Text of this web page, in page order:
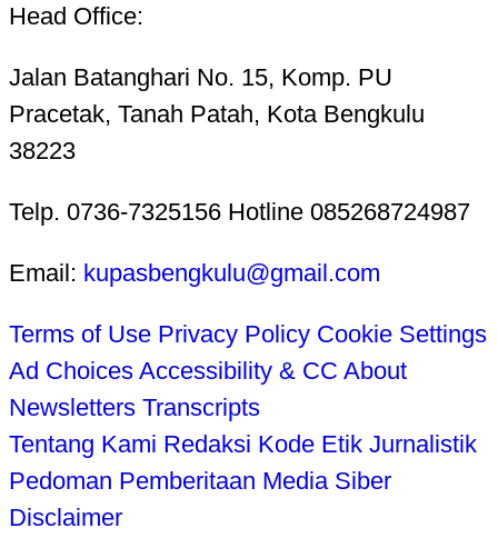
Head Office:
Jalan Batanghari No. 15, Komp. PU
Pracetak, Tanah Patah, Kota Bengkulu
38223
Telp. 0736-7325156 Hotline 085268724987
Email: kupasbengkulu@gmail.com
Terms of Use Privacy Policy Cookie Settings
Ad Choices Accessibility & CC About
Newsletters Transcripts
Tentang Kami Redaksi Kode Etik Jurnalistik
Pedoman Pemberitaan Media Siber
Disclaimer